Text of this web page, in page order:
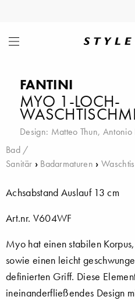
FANTINI
MYO 1-LOCH-
Design: Matteo Thun, Antonio
Bad /
Sanitär › Badarmaturen ›
Achsabstand Auslauf 13 cm
Art.nr. V604WF
Myo hat einen stabilen
sowie einen leicht
definierten Griff. Diese
ineinanderfließendes Design